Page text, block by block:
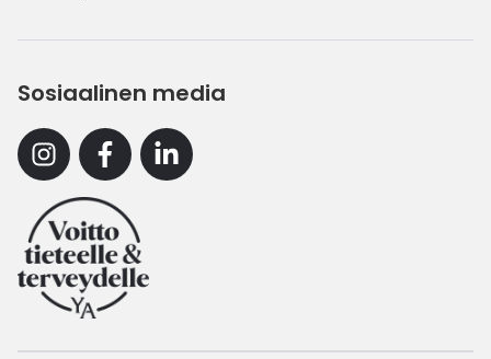
Sosiaalinen media
InstagramFacebookLinkedin